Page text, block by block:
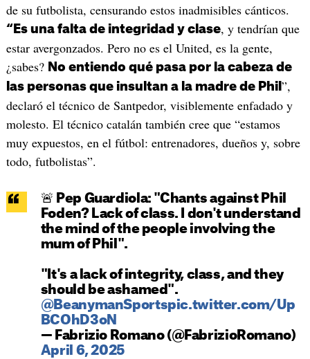
de su futbolista, censurando estos inadmisibles cánticos.
“Es una falta de integridad y clase, y tendrían que
estar avergonzados. Pero no es el United, es la gente,
¿sabes? No entiendo qué pasa por la cabeza de
las personas que insultan a la madre de Phil ”,
declaró el técnico de Santpedor, visiblemente enfadado y
molesto. El técnico catalán también cree que “estamos
muy expuestos, en el fútbol: entrenadores, dueños y, sobre
todo, futbolistas”.
🚨 Pep Guardiola: "Chants against Phil
Foden? Lack of class. I don't understand
the mind of the people involving the
mum of Phil".
"It's a lack of integrity, class, and they
should be ashamed".
@BeanymanSportspic.twitter.com/Up
BCOhD3oN
— Fabrizio Romano (@FabrizioRomano)
April 6, 2025